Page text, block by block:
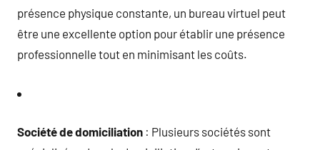
présence physique constante, un bureau virtuel peut
être une excellente option pour établir une présence
professionnelle tout en minimisant les coûts.
Société de domiciliation : Plusieurs sociétés sont